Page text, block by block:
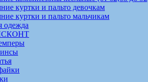
куртки и пальто девочкам
куртки и пальто мальчикам
одежда